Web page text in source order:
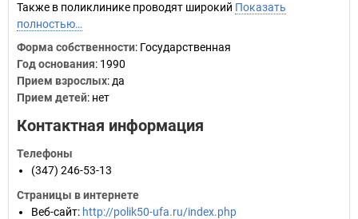
Также в поликлинике проводят широкий Показать
полностью…
Форма собственности: Государственная
Год основания: 1990
Прием взрослых: да
Прием детей: нет
Контактная информация
Телефоны
(347) 246-53-13
Страницы в интернете
Веб-сайт: http://polik50-ufa.ru/index.php